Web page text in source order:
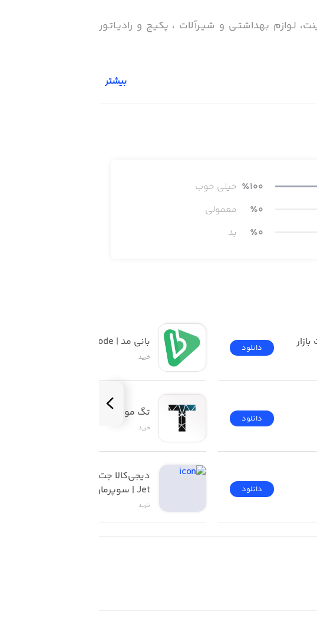
بهداشتـی و شیـرآلات ، پکیـج و رادیـاتـور
بیشتر
٪100
خیلی خوب
٪0
معمولی
٪0 بد
دانلود
دانلود
دانلود
بانی مد | Banimode
خرید
تگ موند | TAGMOND
خرید
Jet | سوپرمارکت آنلاین
خرید